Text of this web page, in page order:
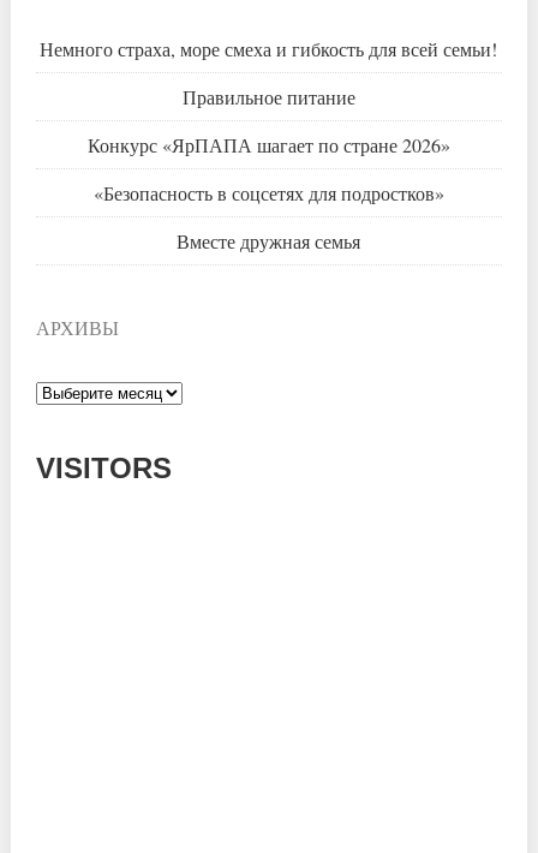
Немного страха, море смеха и гибкость для всей семьи!
Правильное питание
Конкурс «ЯрПАПА шагает по стране 2026»
«Безопасность в соцсетях для подростков»
Вместе дружная семья
АРХИВЫ
Архивы
VISITORS